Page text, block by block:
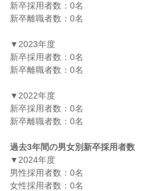
新卒採用者数：0名
新卒離職者数：0名
▼2023年度
新卒採用者数：0名
新卒離職者数：0名
▼2022年度
新卒採用者数：0名
新卒離職者数：0名
過去3年間の男女別新卒採用者数
▼2024年度
男性採用者数：0名
女性採用者数：0名